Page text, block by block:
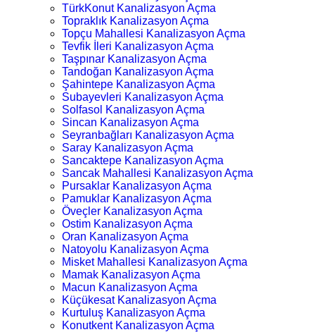
TürkKonut Kanalizasyon Açma
Topraklık Kanalizasyon Açma
Topçu Mahallesi Kanalizasyon Açma
Tevfik İleri Kanalizasyon Açma
Taşpınar Kanalizasyon Açma
Tandoğan Kanalizasyon Açma
Şahintepe Kanalizasyon Açma
Subayevleri Kanalizasyon Açma
Solfasol Kanalizasyon Açma
Sincan Kanalizasyon Açma
Seyranbağları Kanalizasyon Açma
Saray Kanalizasyon Açma
Sancaktepe Kanalizasyon Açma
Sancak Mahallesi Kanalizasyon Açma
Pursaklar Kanalizasyon Açma
Pamuklar Kanalizasyon Açma
Öveçler Kanalizasyon Açma
Ostim Kanalizasyon Açma
Oran Kanalizasyon Açma
Natoyolu Kanalizasyon Açma
Misket Mahallesi Kanalizasyon Açma
Mamak Kanalizasyon Açma
Macun Kanalizasyon Açma
Küçükesat Kanalizasyon Açma
Kurtuluş Kanalizasyon Açma
Konutkent Kanalizasyon Açma